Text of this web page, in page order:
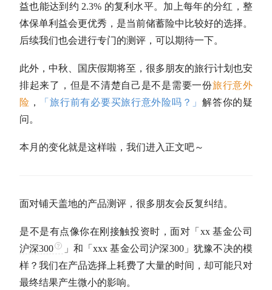
益也能达到约 2.3% 的复利水平。加上每年的分红 ，整
体保单利益会更优秀，是当前储蓄险中比较好的选择。
后续我们也会进行专门的测评，可以期待一下。
此外，中秋、国庆假期将至，很多朋友的旅行计划也安
排起来了，但是不清楚自己是不是需要一份旅行意外
险 ， 「旅行前有必要买旅行意外险吗？」解答你的疑
问。
本月的变化就是这样啦，我们进入正文吧～
面对铺天盖地的产品测评，很多朋友会反复纠结。
是不是有点像你在刚接触投资时，面对「xx 基金公司
沪深300
」和「xxx 基金公司沪深300」犹豫不决的模
样？我们在产品选择上耗费了大量的时间，却可能只对
最终结果产生微小的影响。